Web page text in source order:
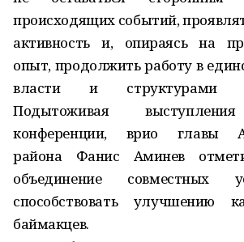
происходящих событий,
активность и, опираясь на
опыт, продолжить работу в
власти и структурами
Подытоживая
конференции, врио главы
района Фанис Аминев
объединение совместных
способствовать улучшению
баймакцев.